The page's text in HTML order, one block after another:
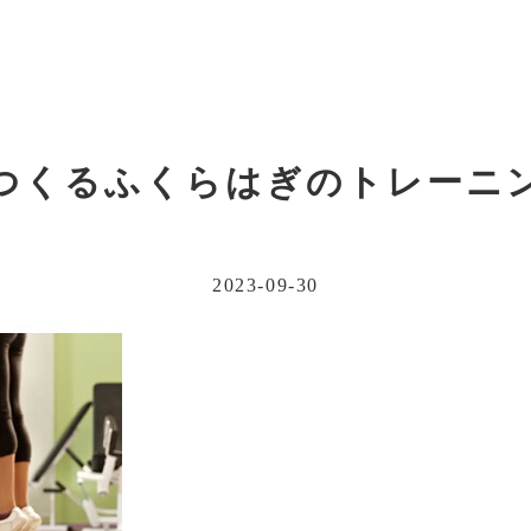
くるふくらはぎのトレーニ
2023-09-30